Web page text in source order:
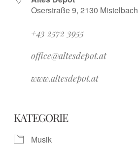
Oserstraße 9, 2130 Mistelbach
+43 2572 3955
office@altesdepot.at
www.altesdepot.at
KATEGORIE
Musik